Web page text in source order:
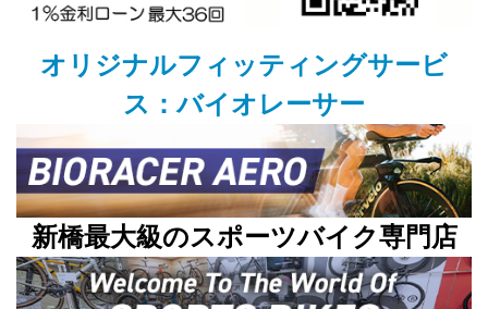
オリジナルフィッティングサービ
ス：バイオレーサー
新橋最大級のスポーツバイク専門店